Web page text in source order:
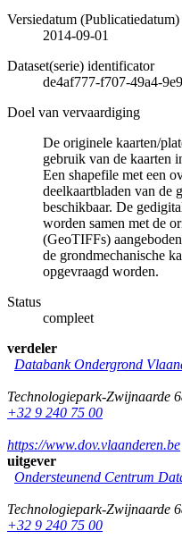
Versiedatum (Publicatiedatum)
2014-09-01
Dataset(serie) identificator
de4af777-f707-49a4-
Doel van vervaardiging
De originele kaarten/
gebruik van de kaarten
Een shapefile met een
deelkaartbladen van de
beschikbaar. De
worden samen met de
(GeoTIFFs)
de grondmechanische
opgevraagd worden.
Status
compleet
verdeler
Databank Ondergrond
Technologiepark-Zwijnaarde
+32 9 240 75 00
https://www.dov.vlaanderen.be
uitgever
Ondersteunend Centrum
Technologiepark-Zwijnaarde
+32 9 240 75 00